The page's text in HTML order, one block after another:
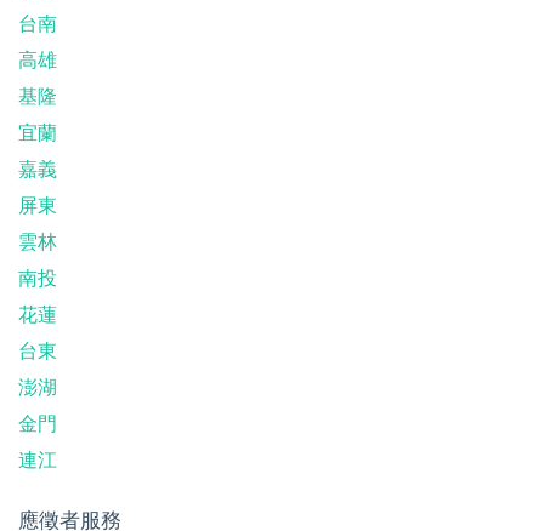
台南
高雄
基隆
宜蘭
嘉義
屏東
雲林
南投
花蓮
台東
澎湖
金門
連江
應徵者服務